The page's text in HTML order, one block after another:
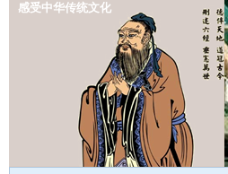
感受中华传统文化